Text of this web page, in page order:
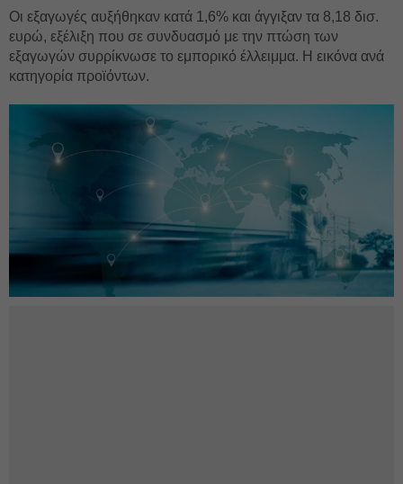
Οι εξαγωγές αυξήθηκαν κατά 1,6% και άγγιξαν τα 8,18 δισ.
ευρώ, εξέλιξη που σε συνδυασμό με την πτώση των
εξαγωγών συρρίκνωσε το εμπορικό έλλειμμα. Η εικόνα ανά
κατηγορία προϊόντων.